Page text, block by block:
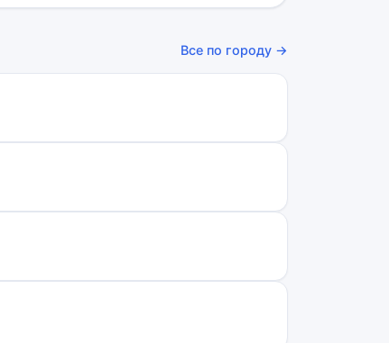
Все по городу →